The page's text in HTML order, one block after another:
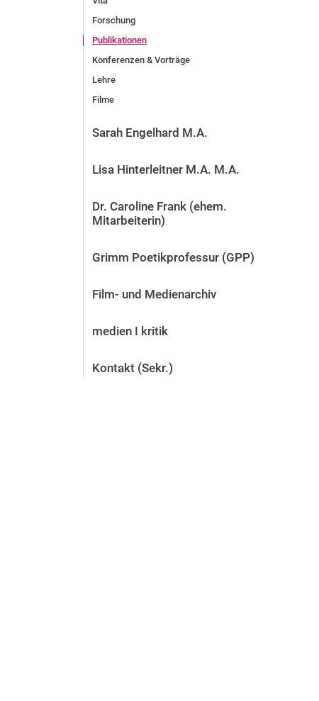
Forschung
Publikationen
Konferenzen & Vorträge
Lehre
Filme
Sarah Engelhard M.A.
Lisa Hinterleitner M.A. M.A.
Dr. Caroline Frank (ehem.
Mitarbeiterin)
Grimm Poetikprofessur (GPP)
Film- und Medienarchiv
medien I kritik
Kontakt (Sekr.)